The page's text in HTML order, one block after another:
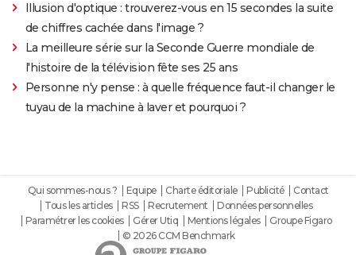
Illusion d'optique : trouverez-vous en 15 secondes la suite
de chiffres cachée dans l'image ?
La meilleure série sur la Seconde Guerre mondiale de
l'histoire de la télévision fête ses 25 ans
Personne n'y pense : à quelle fréquence faut-il changer le
tuyau de la machine à laver et pourquoi ?
Qui sommes-nous ? Equipe Charte éditoriale Publicité
Contact
Tous les articles
RSS Recrutement
Données personnelles
Paramétrer les cookies
Gérer Utiq Mentions légales
Groupe Figaro
© 2026 CCM Benchmark